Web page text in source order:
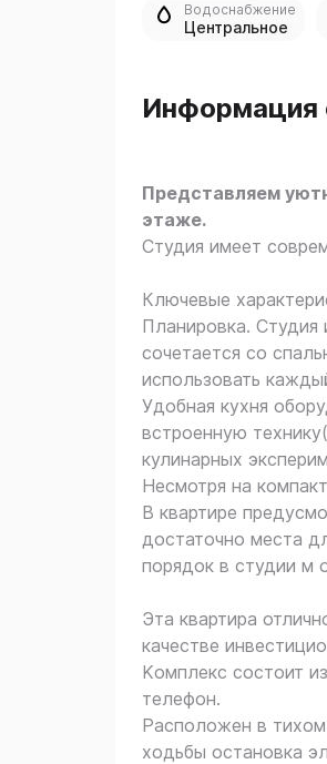
Водоснабжение
Центральное
Информация
Представляем
этаже.
Студия имеет
Ключевые
Планировка. Студия
сочетается со
использовать
Удобная кухня
встроенную
кулинарных
Несмотря на
В квартире
достаточно места
порядок в студии м
Эта квартира
качестве
Kомплекс сoстоит
телефон.
Расположен в тихом
ходьбы остановка